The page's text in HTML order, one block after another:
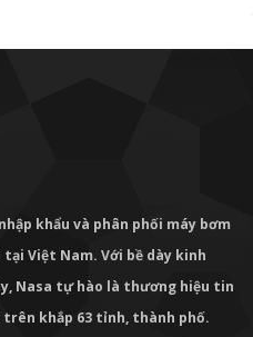
khẩu và phân phối máy bơm
Việt Nam. Với bề dày kinh
Nasa tự hào là thương hiệu tin
trên khắp 63 tỉnh, thành phố.